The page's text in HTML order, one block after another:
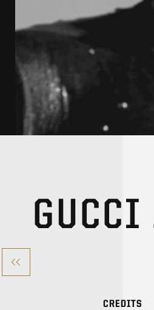
GUCCI
CREDITS